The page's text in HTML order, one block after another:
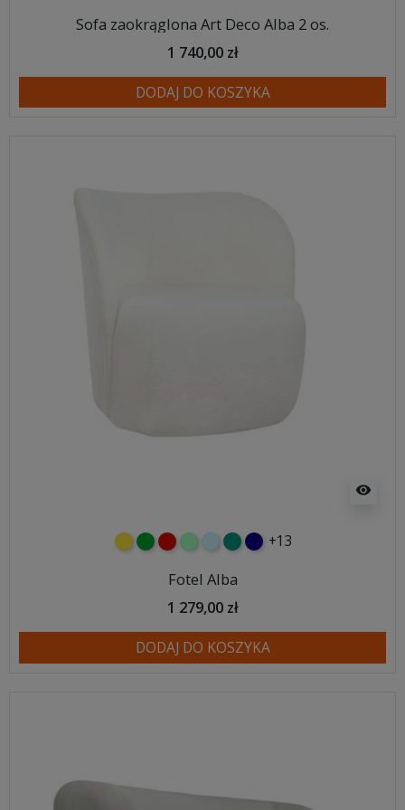
Sofa zaokrąglona Art Deco Alba 2 os.
1 740,00 zł
DODAJ DO KOSZYKA
visibility
żółtyzielonyczerwony
miętowybłękitnyturkusowy
granatowy
+13
Fotel Alba
1 279,00 zł
DODAJ DO KOSZYKA